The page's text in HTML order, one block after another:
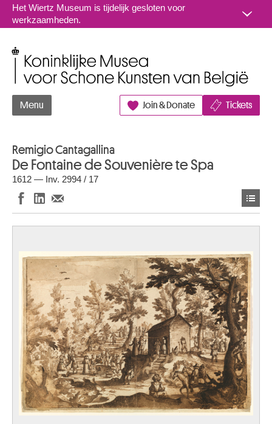
Naar inhoud
Het Wiertz Museum is tijdelijk gesloten voor
werkzaamheden.
Menu Join & Donate Tickets
Remigio Cantagallina
De Fontaine de Souvenière te Spa
1612 — Inv. 2994 / 17